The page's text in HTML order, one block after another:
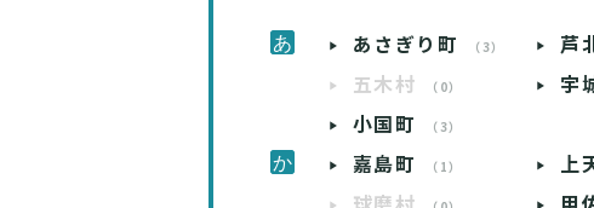
あさぎり町 （3） 芦
五木村 （0） 宇
小国町 （3）
嘉島町 （1） 上